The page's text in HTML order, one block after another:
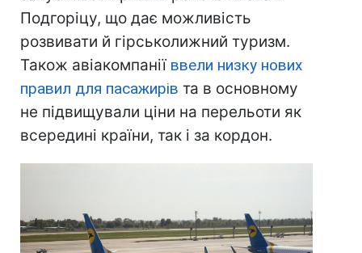
Подгоріцу, що дає можливість
розвивати й гірськолижний туризм.
Також авіакомпанії ввели низку нових
правил для пасажирів та в основному
не підвищували ціни на перельоти як
всередині країни, так і за кордон.